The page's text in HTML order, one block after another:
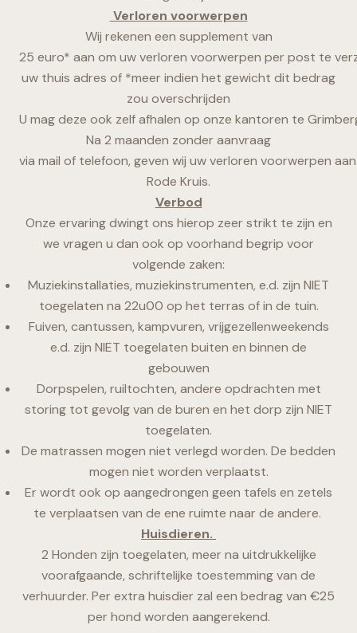
Verloren voorwerpen
Wij rekenen een supplement van
25 euro* aan om uw verloren voorwerpen per post te
uw thuis adres of *meer indien het gewicht dit bedrag
zou overschrijden
U mag deze ook zelf afhalen op onze kantoren te
Na 2 maanden zonder aanvraag
via mail of telefoon, geven wij uw verloren voorwerpen
Rode Kruis.
Verbod
Onze ervaring dwingt ons hierop zeer strikt te zijn en
we vragen u dan ook op voorhand begrip voor
volgende zaken:
Muziekinstallaties, muziekinstrumenten, e.d. zijn NIET
toegelaten na 22u00 op het terras of in de tuin.
Fuiven, cantussen, kampvuren, vrijgezellenweekends
e.d. zijn NIET toegelaten buiten en binnen de
gebouwen
Dorpspelen, ruiltochten, andere opdrachten met
storing tot gevolg van de buren en het dorp zijn NIET
toegelaten.
De matrassen mogen niet verlegd worden. De bedden
mogen niet worden verplaatst.
Er wordt ook op aangedrongen geen tafels en zetels
te verplaatsen van de ene ruimte naar de andere.
Huisdieren.
2 Honden zijn toegelaten, meer na uitdrukkelijke
voorafgaande, schriftelijke toestemming van de
verhuurder. Per extra huisdier zal een bedrag van €25
per hond worden aangerekend.